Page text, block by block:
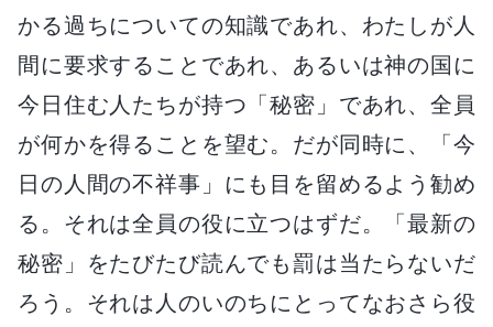
かる過ちについての知識であれ、わたしが人
間に要求することであれ、あるいは神の国に
今日住む人たちが持つ「秘密」であれ、全員
が何かを得ることを望む。だが同時に、「今
日の人間の不祥事」にも目を留めるよう勧め
る。それは全員の役に立つはずだ。「最新の
秘密」をたびたび読んでも罰は当たらないだ
ろう。それは人のいのちにとってなおさら役